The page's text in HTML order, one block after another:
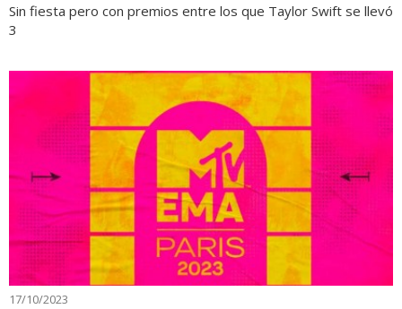
Sin fiesta pero con premios entre los que Taylor Swift se llevó
3
17/10/2023